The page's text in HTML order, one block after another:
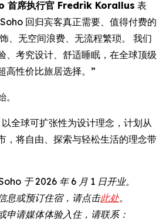
首席执行官 Fredrik Korallus 表
回归宾客真正需要、值得付费的
、无空间浪费、无流程繁琐。 我们
、考究设计、舒适睡眠，在全球顶级
高性价比旅居选择。”
全球可扩张性为设计理念，计划从
，将自由、探索与轻松生活的理念带
于 2026 年 6 月 1 日开业。
息或预订住宿，请点击此处。
申请媒体体验入住，请联系：